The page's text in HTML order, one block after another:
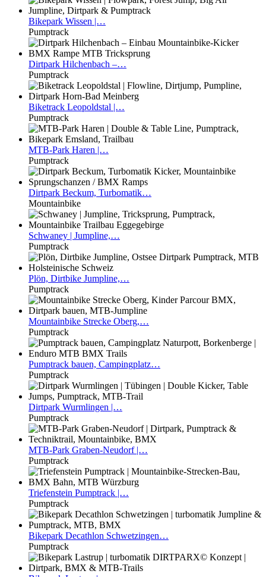
Bikepark Wissen |…
Pumptrack
Dirtpark Hilchenbach –…
Pumptrack
Biketrack Leopoldstal |…
Pumptrack
MTB-Park Haren |…
Pumptrack
Dirtpark Beckum, Turbomatik…
Mountainbike
Schwaney | Jumpline,…
Pumptrack
Plön, Dirtbike Jumpline,…
Pumptrack
Mountainbike Strecke Oberg,…
Pumptrack
Pumptrack bauen, Campingplatz…
Pumptrack
Dirtpark Wurmlingen |…
Pumptrack
MTB-Park Graben-Neudorf |…
Pumptrack
Triefenstein Pumptrack |…
Pumptrack
Bikepark Decathlon Schwetzingen…
Pumptrack